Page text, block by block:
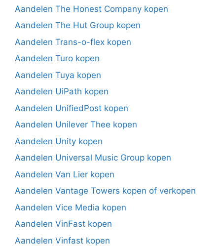
Aandelen The Honest Company kopen
Aandelen The Hut Group kopen
Aandelen Trans-o-flex kopen
Aandelen Turo kopen
Aandelen Tuya kopen
Aandelen UiPath kopen
Aandelen UnifiedPost kopen
Aandelen Unilever Thee kopen
Aandelen Unity kopen
Aandelen Universal Music Group kopen
Aandelen Van Lier kopen
Aandelen Vantage Towers kopen of verkopen
Aandelen Vice Media kopen
Aandelen VinFast kopen
Aandelen Vinfast kopen